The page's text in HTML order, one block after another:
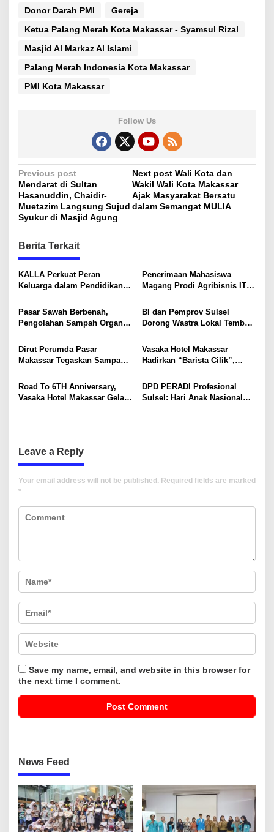
Donor Darah PMI
Gereja
Ketua Palang Merah Kota Makassar - Syamsul Rizal
Masjid Al Markaz Al Islami
Palang Merah Indonesia Kota Makassar
PMI Kota Makassar
Follow Us
P
o
s
n
a
v
g
a
t
i
o
n
Previous post
Mendarat di Sultan
Hasanuddin, Chaidir-
Muetazim Langsung Sujud
Syukur di Masjid Agung
Next post Wali Kota dan
Wakil Wali Kota Makassar
Ajak Masyarakat Bersatu
dalam Semangat MULIA
Berita Terkait
KALLA Perkuat Peran
Keluarga dalam Pendidikan
Explorers
Penerimaan Mahasiswa
Magang Prodi Agribisnis ITP
Perkuat Kompetensi Lewat
Program MBKM
Pasar Sawah Berbenah,
Pengolahan Sampah Organik
BI dan Pemprov Sulsel
Dorong Wastra Lokal Tembus
Mancanegara
Dirut Perumda Pasar
Makassar Tegaskan Sampah
Bukan Dibuang ke TPA
Vasaka Hotel Makassar
Hadirkan “Barista Cilik”,
Untuk Anak-Anak
Road To 6TH Anniversary,
Vasaka Hotel Makassar Gelar
DPD PERADI Profesional
Sulsel: Hari Anak Nasional
Leave a Reply
Your email address will not be published. Required fields are marked
*
Save my name, email, and website in this browser for
the next time I comment.
News Feed